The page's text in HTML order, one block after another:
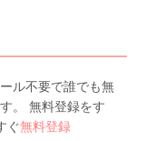
ル不要で誰でも無
。 無料登録をす
ぐ無料登録